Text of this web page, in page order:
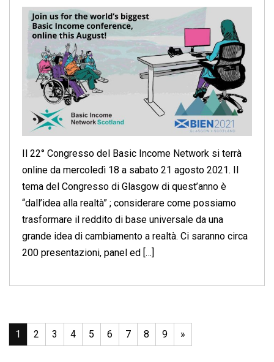
Il 22° Congresso del Basic Income Network si terrà
online da mercoledì 18 a sabato 21 agosto 2021. Il
tema del Congresso di Glasgow di quest’anno è
“dall’idea alla realtà” ; considerare come possiamo
trasformare il reddito di base universale da una
grande idea di cambiamento a realtà. Ci saranno circa
200 presentazioni, panel ed […]
1 2 3 4 5 6 7 8 9 »